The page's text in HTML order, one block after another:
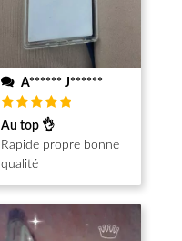
A****** J******
Note5
sur 5
Au top 👌
Rapide propre bonne
qualité